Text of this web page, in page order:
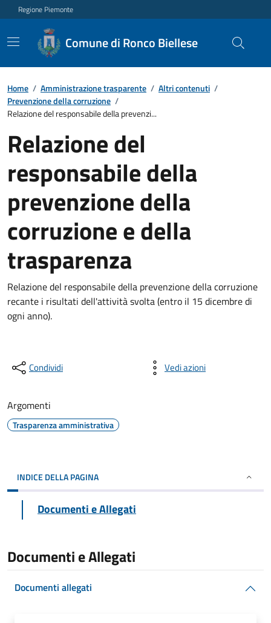
Regione Piemonte
Comune di Ronco Biellese
Home / Amministrazione trasparente / Altri contenuti /
Prevenzione della corruzione /
Relazione del responsabile della prevenzi...
Relazione del
responsabile della
prevenzione della
corruzione e della
trasparenza
Relazione del responsabile della prevenzione della corruzione
recante i risultati dell'attività svolta (entro il 15 dicembre di
ogni anno).
Condividi Vedi azioni
Argomenti
Trasparenza amministrativa
INDICE DELLA PAGINA
Documenti e Allegati
Documenti e Allegati
Documenti allegati